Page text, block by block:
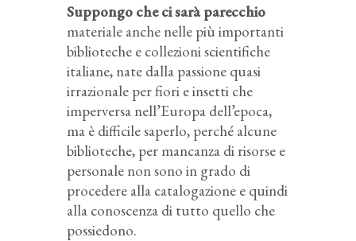
Suppongo che ci sarà parecchio
materiale anche nelle più importanti
biblioteche e collezioni scientifiche
italiane, nate dalla passione quasi
irrazionale per fiori e insetti che
imperversa nell’Europa dell’epoca,
ma è difficile saperlo, perché alcune
biblioteche, per mancanza di risorse e
personale non sono in grado di
procedere alla catalogazione e quindi
alla conoscenza di tutto quello che
possiedono.